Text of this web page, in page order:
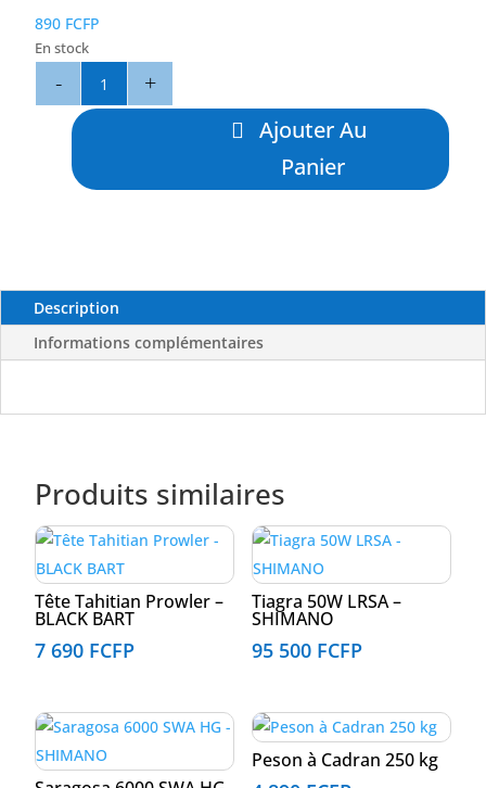
890 FCFP
En stock
71
OCEAN
Ajouter Au
Panier
Description
Informations complémentaires
Produits similaires
Tête Tahitian Prowler –
BLACK BART
7 690 FCFP
Tiagra 50W LRSA –
SHIMANO
95 500 FCFP
Peson à Cadran 250 kg